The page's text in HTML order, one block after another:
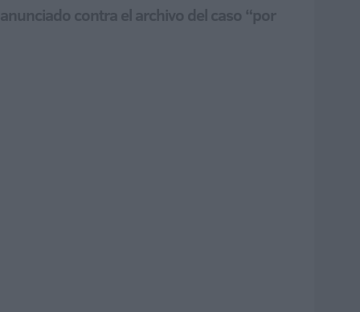
contra el archivo del caso “por